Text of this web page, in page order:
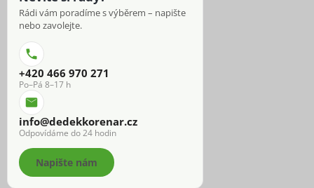
Rádi vám poradíme s výběrem – napište
nebo zavolejte.
+420 466 970 271
Po–Pá 8–17 h
info@dedekkorenar.cz
Odpovídáme do 24 hodin
Napište nám